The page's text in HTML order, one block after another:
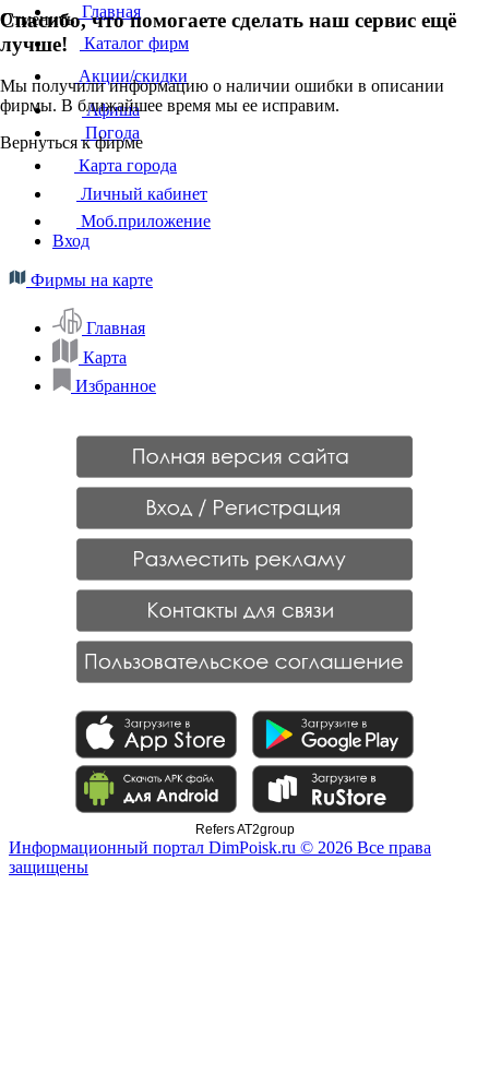
Отменить
Спасибо, что помогаете сделать наш сервис ещё
лучше!
Мы получили информацию о наличии ошибки в описании
фирмы. В ближайшее время мы ее исправим.
Вернуться к фирме
Главная
Каталог фирм
Акции/скидки
Афиша
Погода
Карта города
Личный кабинет
Моб.приложение
Вход
Фирмы на карте
Главная
Карта
Избранное
Refers AT2group
Информационный портал DimPoisk.ru © 2026 Все права
защищены